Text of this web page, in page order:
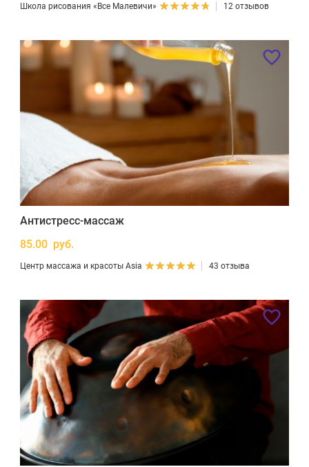
Школа рисования «Все Малевичи» 12 отзывов
Антистресс-массаж
85.00 руб.
Центр массажа и красоты Asia 43 отзыва